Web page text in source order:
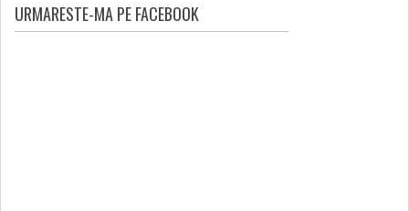
URMARESTE-MA PE FACEBOOK